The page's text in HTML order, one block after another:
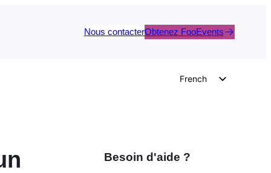
Nous contacterObtenez FooEvents
French
Spanish
Besoin d'aide ?